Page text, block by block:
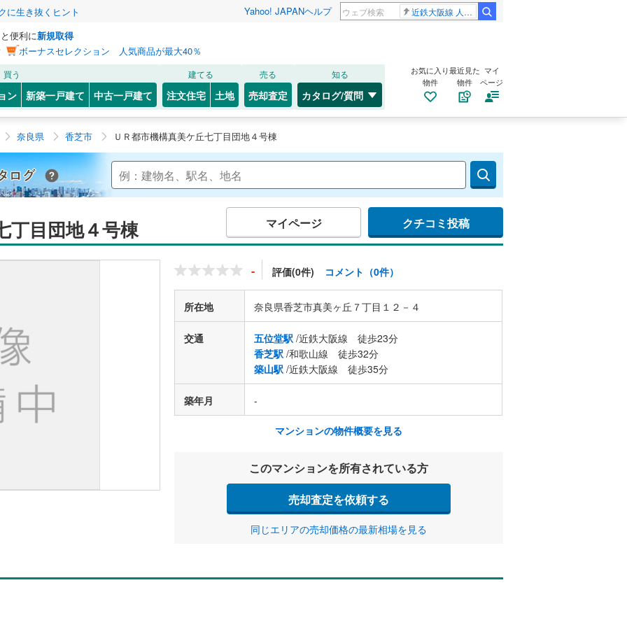
生き抜くヒント Yahoo! JAPANヘルプ 近鉄大阪線 人身事故
便利に新規取得
ボーナスセレクション 人気商品が最大40％
買う
ン 新築一戸建て 中古一戸建て
建てる
注文住宅 土地
売る
売却査定
知る
カタログ/質問
お気に入り
物件
最近見た
物件
マイ
ページ
奈良県 香芝市 ＵＲ都市機構真美ケ丘七丁目団地４号棟
Yahoo!不動産 マンションカタログ
丁目団地４号棟 マイページ クチコミ投稿
- 評価(0件) コメント（0件）
所在地 奈良県香芝市真美ヶ丘７丁目１２－４
交通 五位堂駅 /近鉄大阪線 徒歩23分
香芝駅 /和歌山線 徒歩32分
築山駅 /近鉄大阪線 徒歩35分
築年月 -
マンションの物件概要を見る
このマンションを所有されている方
売却査定を依頼する
同じエリアの売却価格の最新相場を見る